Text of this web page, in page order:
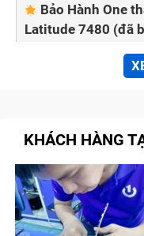
Bảo Hành One
Latitude 7480 (đã
Quy trình sửa
Cam kết với
màn hình laptop
công) tại cửa hàng
Tạm kết
KHÁCH HÀNG